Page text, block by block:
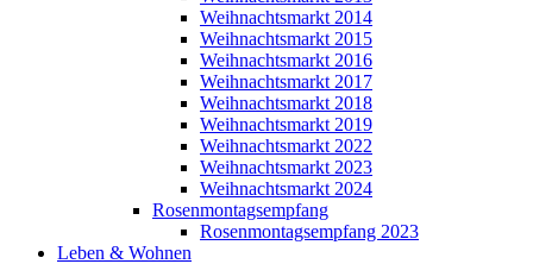
Weihnachtsmarkt 2014
Weihnachtsmarkt 2015
Weihnachtsmarkt 2016
Weihnachtsmarkt 2017
Weihnachtsmarkt 2018
Weihnachtsmarkt 2019
Weihnachtsmarkt 2022
Weihnachtsmarkt 2023
Weihnachtsmarkt 2024
Rosenmontagsempfang
Rosenmontagsempfang 2023
Leben & Wohnen